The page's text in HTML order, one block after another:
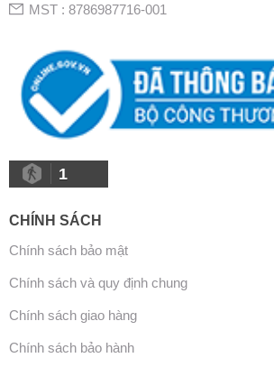
MST : 8786987716-001
1
CHÍNH SÁCH
Chính sách bảo mật
Chính sách và quy định chung
Chính sách giao hàng
Chính sách bảo hành